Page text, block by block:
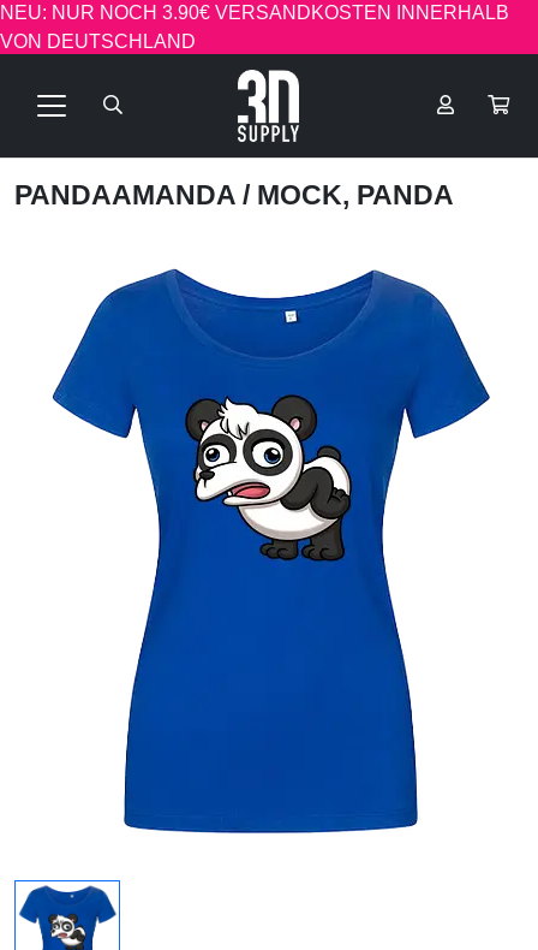
NEU: NUR NOCH 3.90€ VERSANDKOSTEN INNERHALB
VON DEUTSCHLAND
PANDAAMANDA / MOCK, PANDA